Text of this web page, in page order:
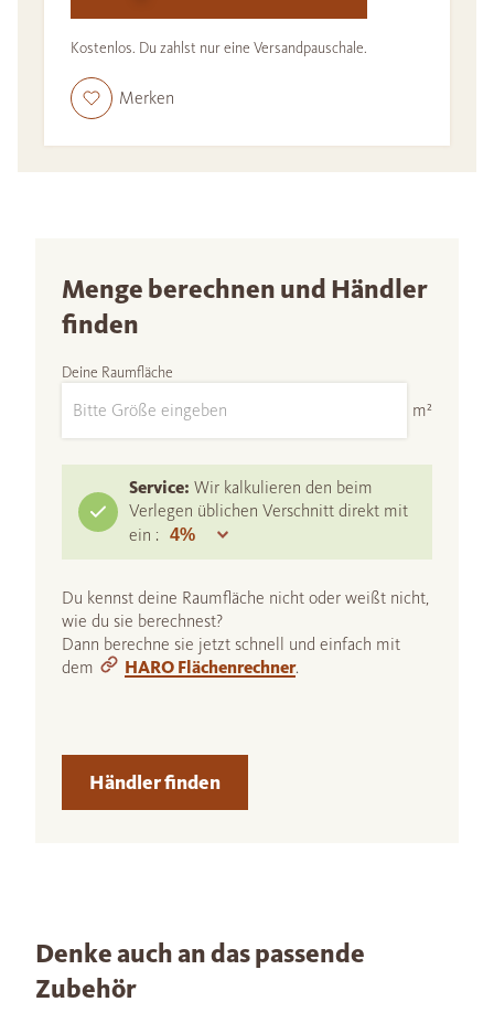
Kostenlos. Du zahlst nur eine Versandpauschale.
Merken
Menge berechnen und Händler
finden
Deine Raumfläche
m²
Service: Wir kalkulieren den beim
Verlegen üblichen Verschnitt direkt mit
ein :
Du kennst deine Raumfläche nicht oder weißt nicht,
wie du sie berechnest?
Dann berechne sie jetzt schnell und einfach mit
dem
HARO Flächenrechner.
Händler finden
Denke auch an das passende
Zubehör